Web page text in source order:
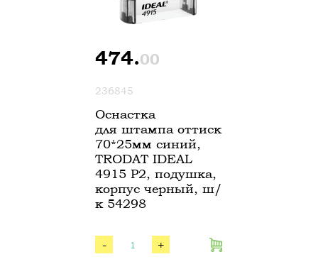
474.00
236845
Оснастка
для штампа оттиск
70*25мм синий,
TRODAT IDEAL
4915 P2, подушка,
корпус черный, ш/
к 54298
- +